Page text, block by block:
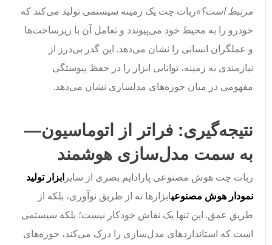
مرتبط است؟»ربات چت یک زمینه سیستمی تولید می‌کند که
خودرو را به محیط خود می‌پیوندد و تعامل آن با زیرساخت‌ها
و عملگران انسانی را نشان می‌دهد. این گذر بی‌درز از
نیازمندی به زمینه، توانایی ابزار را در حفظ پیوستگی
مفهومی در میان حوزه‌های مدلسازی نشان می‌دهد.
نتیجه‌گیری: فراتر از اتوماسیون—
به سمت مدل‌سازی هوشمند
ربات چت هوش مصنوعی پارادایم بصری از سایرابزار تولید
نمودار هوش مصنوعیابزارها نه از طریق نوآوری، بلکه از
طریق عمق. این تنها یک نقاش خودکار نیست؛ بلکه سیستمی
است که استانداردهای مدل‌سازی را درک می‌کند، حوزه‌های